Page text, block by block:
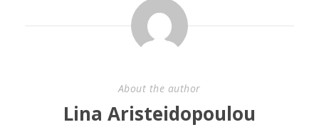
About the author
Lina Aristeidopoulou